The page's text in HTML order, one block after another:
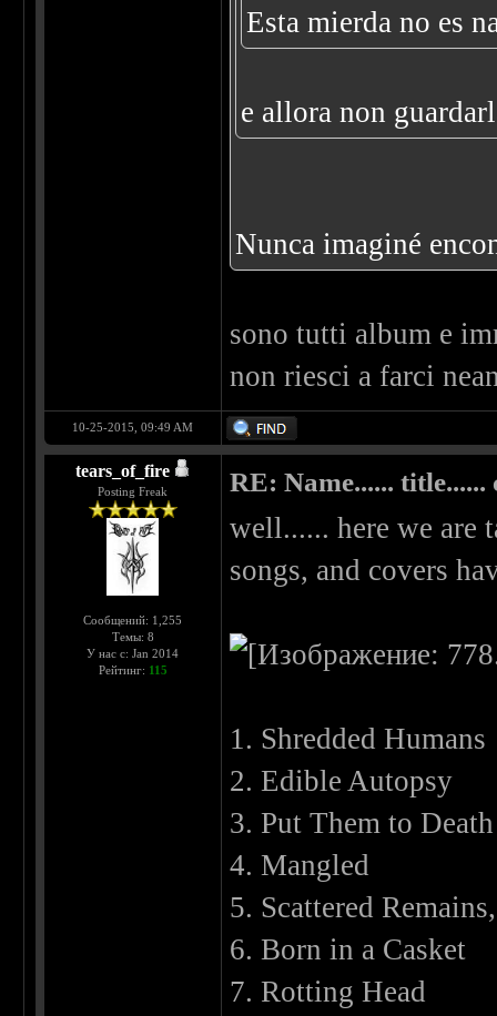
Esta mierda no es
e allora non
Nunca imaginé
sono tutti album e
non riesci a farci
10-25-2015, 09:49 AM
tears_of_fire
Posting Freak
Сообщений: 1,255
Темы: 8
У нас с: Jan 2014
Рейтинг: 115
RE: Name...... title......
well...... here we are
songs, and covers
1. Shredded Humans
2. Edible Autopsy
3. Put Them to Death
4. Mangled
5. Scattered
6. Born in a Casket
7. Rotting Head